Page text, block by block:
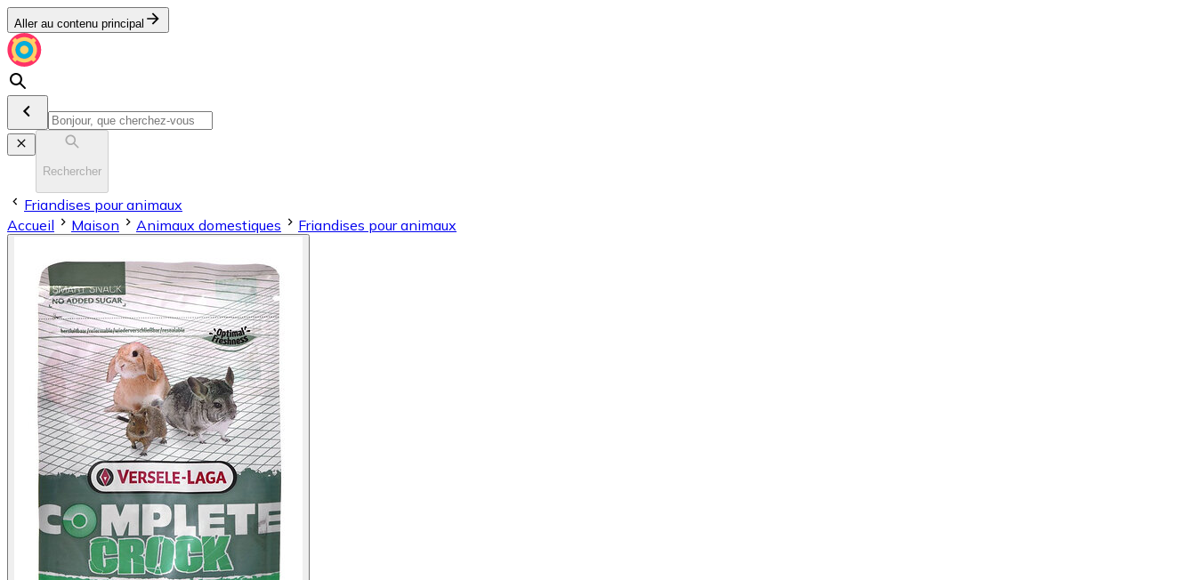
Aller au contenu principal
Rechercher
Friandises pour animaux
Accueil
Maison Animaux domestiques Friandises pour animaux